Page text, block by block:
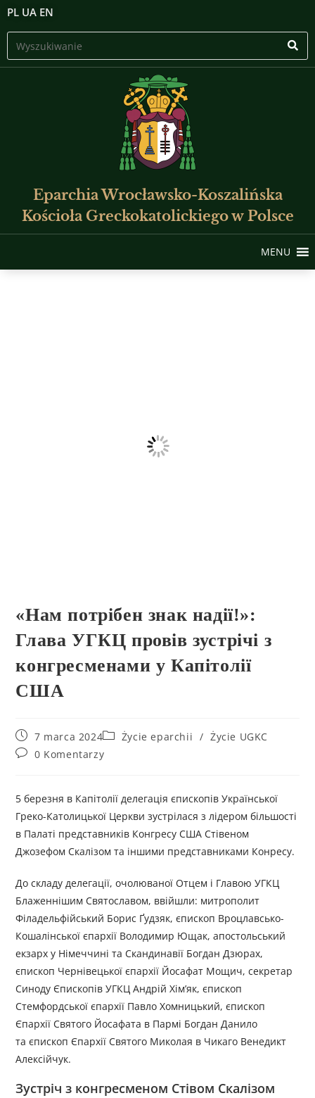
PL UA EN
Eparchia Wrocławsko-Koszalińska
Kościoła Greckokatolickiego w Polsce
MENU
«Нам потрібен знак надії!»:
Глава УГКЦ провів зустрічі з
конгресменами у Капітолії
США
7 marca 2024 Życie eparchii / Życie UGKC
0 Komentarzy
5 березня в Капітолії делегація єпископів Української
Греко-Католицької Церкви зустрілася з лідером більшості
в Палаті представників Конгресу США Стівеном
Джозефом Скалізом та іншими представниками Конресу.
До складу делегації, очолюваної Отцем і Главою УГКЦ
Блаженнішим Святославом, ввійшли: митрополит
Філадельфійський Борис Ґудзяк, єпископ Вроцлавсько-
Кошалінської єпархії Володимир Ющак, апостольський
екзарх у Німеччині та Скандинавії Богдан Дзюрах,
єпископ Чернівецької єпархії Йосафат Мощич, секретар
Синоду Єпископів УГКЦ Андрій Хім’як, єпископ
Стемфордської єпархії Павло Хомницький, єпископ
Єпархії Святого Йосафата в Пармі Богдан Данило
та єпископ Єпархії Святого Миколая в Чикаго Венедикт
Алексійчук.
Зустріч з конгресменом Стівом Скалізом